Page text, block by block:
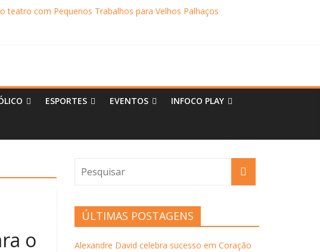
teatro com Pequenos Trabalhos para Velhos Palhaços
ESPORTES EVENTOS INFOCO PLAY
o
ÚLTIMAS POSTAGENS
Alexandre David celebra sucesso em Coração